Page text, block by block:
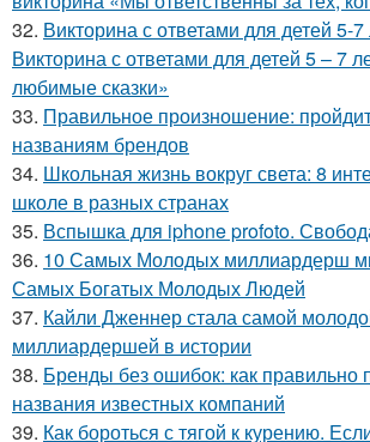
32. Викторина с ответами для детей 5-7
Викторина с ответами для детей 5 – 7
любимые сказки»
33. Правильное произношение:
названиям брендов
34. Школьная жизнь вокруг света: 8
школе в разных странах
35. Вспышка для iphone profoto.
36. 10 Самых Молодых миллиардерш
Самых Богатых Молодых Людей
37. Кайли Дженнер стала самой
миллиардершей в истории
38. Бренды без ошибок: как правильно
названия известных компаний
39. Как бороться с тягой к курению.